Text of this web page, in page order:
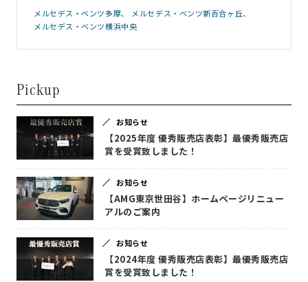
メルセデス・ベンツ多摩
メルセデス・ベンツ新百合ヶ丘
メルセデス・ベンツ横浜中央
Pickup
お知らせ
【2025年度 優秀販売店表彰】最優秀販売店
賞を受賞致しました！
お知らせ
【AMG東京世田谷】ホームページリニュー
アルのご案内
お知らせ
【2024年度 優秀販売店表彰】最優秀販売店
賞を受賞致しました！